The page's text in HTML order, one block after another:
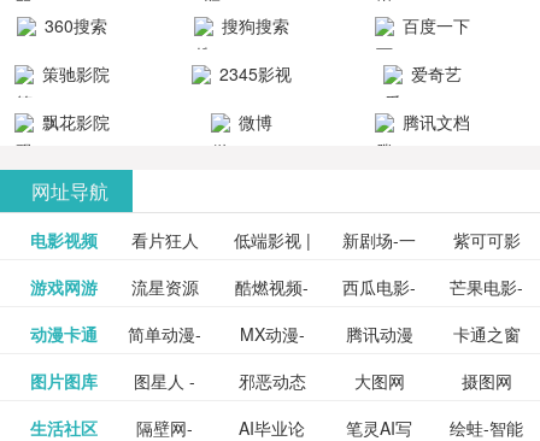
片、搞笑片
等全新电
影，是影
戏、整合安
卓破解软件
分享与下
载！旨在打
件共享站、
资源
航-办公运营
360搜索
搜狗搜索
百度一下
策驰影院
2345影视
大全
爱奇艺
VIP会员
飘花影院
微博 腾讯文档
网址导航
电影视频 看片狂人 低端影视 |
免费高清
在线电影
新剧场-一
个网盘资
源分享小
紫可可影
视-紫可可,
免费提供
泡剧网_最
新电视剧
免费在线
更多>>
游戏网游 流星资源
网-流星蝴
蝶剑官网
酷燃视频-
致力于打
造中国领
西瓜电影-
西瓜视频
网站电影
芒果电影-
芒果TV网
站电影频
豆瓣电影-
豆瓣电影
更多>>
动漫卡通 简单动漫-
日本动画
MX动漫-
最新最全
腾讯动漫
频道
卡通之窗
三毛漫画
网
更多>>
图片图库 图星人 -
设计图片
邪恶动态
图片大全
大图网
摄图网
图行天下
更多>>
生活社区 隔壁网- AI毕业论 笔灵AI写 绘蛙-智能